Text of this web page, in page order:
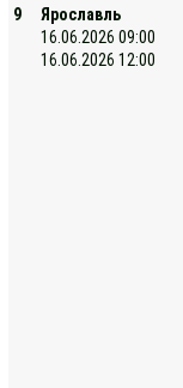
9
Ярославль
16.06.2026 09:00
16.06.2026 12:00